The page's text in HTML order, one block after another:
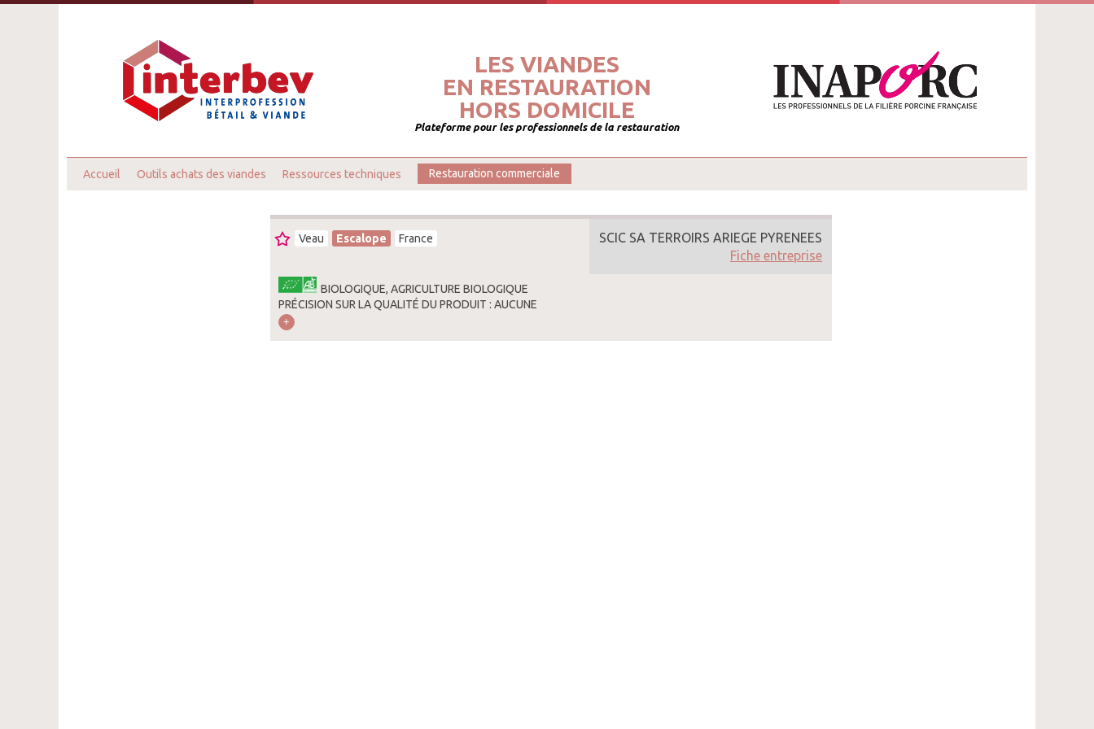
LES VIANDES
EN RESTAURATION
HORS DOMICILE
Plateforme pour les professionnels de la restauration
Accueil Outils achats des viandes Ressources techniques Restauration commerciale
Veau Escalope France
BIOLOGIQUE, AGRICULTURE BIOLOGIQUE
PRÉCISION SUR LA QUALITÉ DU PRODUIT : AUCUNE
SCIC SA TERROIRS ARIEGE PYRENEES
Fiche entreprise